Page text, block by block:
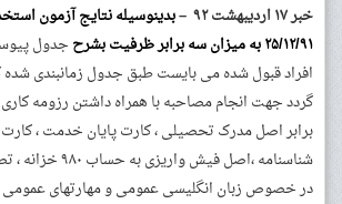
خبر ۱۷ اردیبهشت ۹۲ –
بدینوسیله نتایج آزمون
۲۵/۱۲/۹۱ به میزان سه برابر ظرفیت بشرح
جدول
افراد قبول شده می بایست طبق جدول زمانبندی شده
گردد جهت انجام مصاحبه با همراه داشتن رزومه
برابر اصل مدرک تحصیلی ، کارت پایان خدمت ،
شناسنامه ،‌اصل فیش
در خصوص زبان انگلیسی عمومی و مهارتهای عمومی